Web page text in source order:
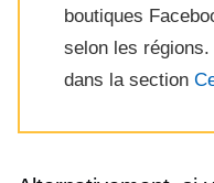
boutiques
selon les
dans la section